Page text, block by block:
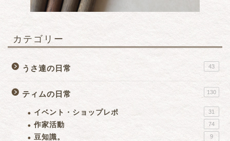
カテゴリー
うさ達の日常 43
ティムの日常 130
イベント・ショップレポ 31
作家活動 74
豆知識。 9